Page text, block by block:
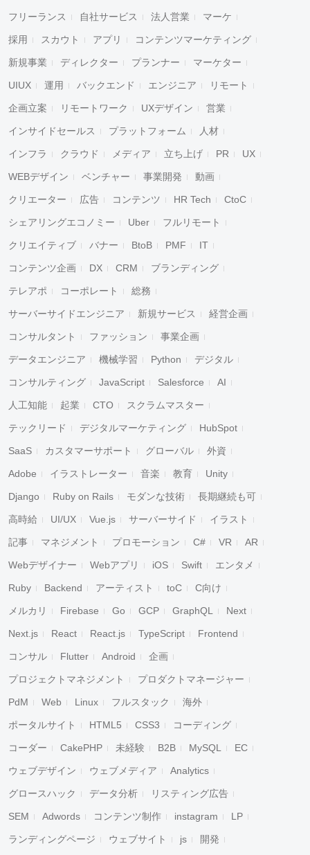
フリーランス 自社サービス 法人営業 マーケ
採用 スカウト アプリ コンテンツマーケティング
新規事業 ディレクター プランナー マーケター
UIUX 運用 バックエンド エンジニア リモート
企画立案 リモートワーク UXデザイン 営業
インサイドセールス プラットフォーム 人材
インフラ クラウド メディア 立ち上げ PR UX
WEBデザイン ベンチャー 事業開発 動画
クリエーター 広告 コンテンツ HR Tech CtoC
シェアリングエコノミー Uber フルリモート
クリエイティブ バナー BtoB PMF IT
コンテンツ企画 DX CRM ブランディング
テレアポ コーポレート 総務
サーバーサイドエンジニア 新規サービス 経営企画
コンサルタント ファッション 事業企画
データエンジニア 機械学習 Python デジタル
コンサルティング JavaScript Salesforce AI
人工知能 起業 CTO スクラムマスター
テックリード デジタルマーケティング HubSpot
SaaS カスタマーサポート グローバル 外資
Adobe イラストレーター 音楽 教育 Unity
Django Ruby on Rails モダンな技術 長期継続も可
高時給 UI/UX Vue.js サーバーサイド イラスト
記事 マネジメント プロモーション C# VR AR
Webデザイナー Webアプリ iOS Swift エンタメ
Ruby Backend アーティスト toC C向け
メルカリ Firebase Go GCP GraphQL Next
Next.js React React.js TypeScript Frontend
コンサル Flutter Android 企画
プロジェクトマネジメント プロダクトマネージャー
PdM Web Linux フルスタック 海外
ポータルサイト HTML5 CSS3 コーディング
コーダー CakePHP 未経験 B2B MySQL EC
ウェブデザイン ウェブメディア Analytics
グロースハック データ分析 リスティング広告
SEM Adwords コンテンツ制作 instagram LP
ランディングページ ウェブサイト js 開発